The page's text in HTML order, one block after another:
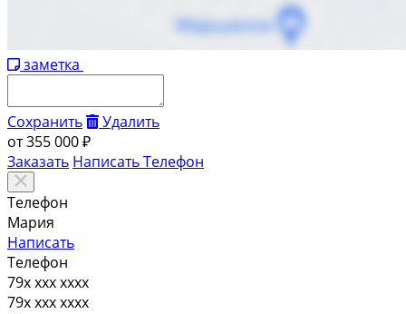
заметка
Сохранить
Удалить
от355 000 ₽
Заказать НаписатьТелефон
Телефон
Мария
Написать
Телефон
79x xxx xxxx
79x xxx xxxx